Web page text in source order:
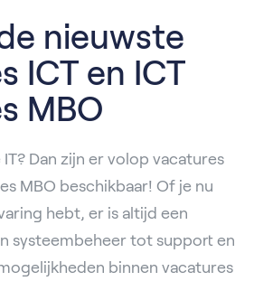
nieuwste
ICT en ICT
MBO
Dan zijn er volop vacatures
MBO beschikbaar! Of je nu
hebt, er is altijd een
systeembeheer tot support en
binnen vacatures